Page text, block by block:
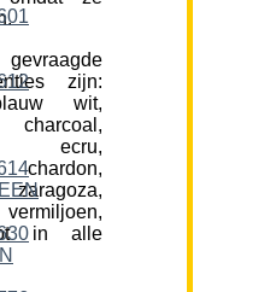
zijn:
wit,
ecru,
chardon,
zaragoza,
in alle